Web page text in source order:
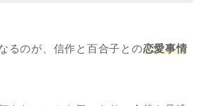
るのが、信作と百合子との恋愛事情